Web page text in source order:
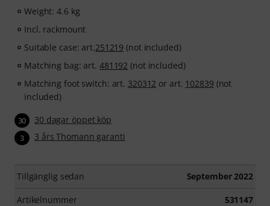
Weight: 4.6 kg
Incl. rackmount
Suitable case: art.251219 (not included)
Matching bag: art. 481192 (not included)
Matching foot switch: art. 320312 or art. 102839 (not
included)
30 30 dagar öppet köp
3 3 års Thomann garanti
Tillgänglig sedan September 2022
Artikelnummer 531147